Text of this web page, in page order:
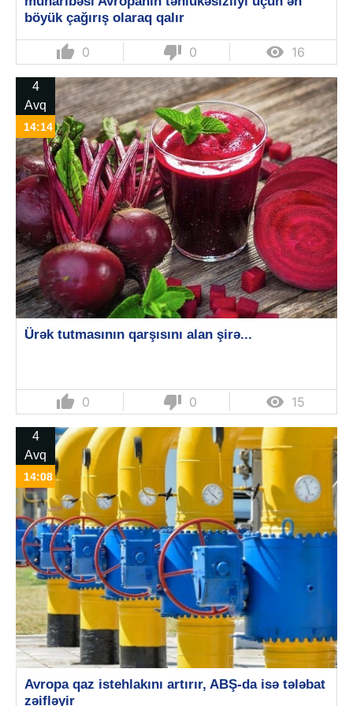
böyük çağırış olaraq qalır
thumb_up 0 thumb_down 0  16
4
Avq
14:14
Ürək tutmasının qarşısını alan şirə...
thumb_up 0 thumb_down 0  15
4
Avq
14:08
Avropa qaz istehlakını artırır, ABŞ-da isə tələbat
zəifləyir